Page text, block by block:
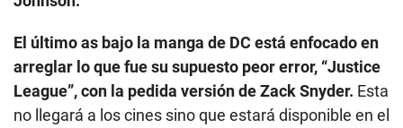
El último as bajo la manga de DC está enfocado en
arreglar lo que fue su supuesto peor error, “Justice
League”, con la pedida versión de Zack Snyder. Esta
no llegará a los cines sino que estará disponible en el